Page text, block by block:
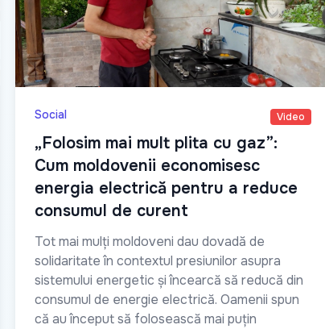
Social Video
„Folosim mai mult plita cu gaz”:
Cum moldovenii economisesc
energia electrică pentru a reduce
consumul de curent
Tot mai mulți moldoveni dau dovadă de
solidaritate în contextul presiunilor asupra
sistemului energetic și încearcă să reducă din
consumul de energie electrică. Oamenii spun
că au început să folosească mai puțin